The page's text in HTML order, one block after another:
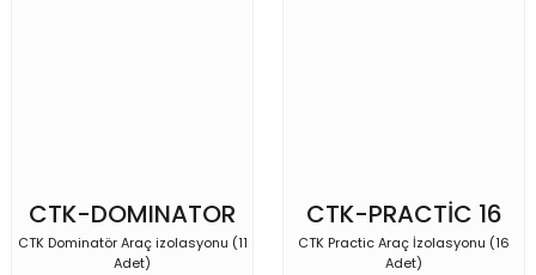
CTK-DOMINATOR
CTK Dominatör Araç izolasyonu (11
Adet)
CTK-PRACTİC 16
CTK Practic Araç İzolasyonu (16
Adet)